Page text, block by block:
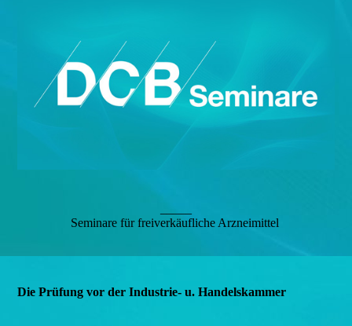
Seminare für freiverkäufliche Arzneimittel
Die Prüfung vor der Industrie- u. Handelskammer